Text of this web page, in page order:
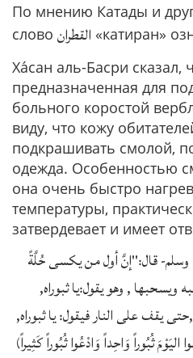
По мнению Катады и
слово القطران «катиран»
Ха́сан аль-Басри сказал,
предназначенная для
больного коростой
виду, что кожу
подкрашивать смолой,
одежда. Особенностью
она очень быстро
температуры,
затвердевает и имеет
قال:"إنَّ أول من يكسى حُلَّةً
, وهو يقول:يا ثبوراه,
يقف على النار فيقول: يا ثبوراه,
ثُبُوراً وَاحِداً وَادْعُوا ثُبُوراً كَثِيراً)